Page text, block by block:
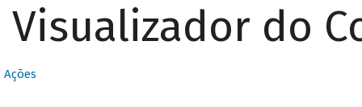
Visualizador do
Ações